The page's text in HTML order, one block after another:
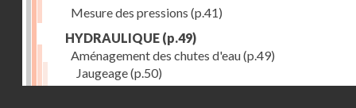
Mesure des pressions (p.41)
HYDRAULIQUE (p.49)
Aménagement des chutes d'eau(p.49)
Jaugeage(p.50)